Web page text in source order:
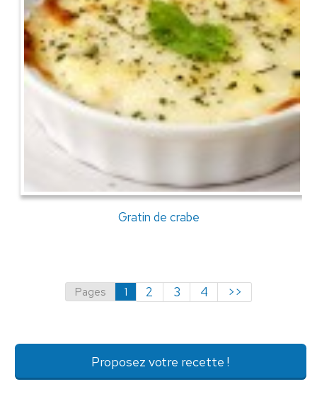
Gratin de crabe
Pages 1 2 3 4 >>
Proposez votre recette !